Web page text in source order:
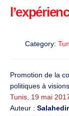
Category:
Promotion de la
politiques à
Tunis, 19 mai
Auteur :